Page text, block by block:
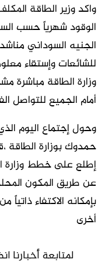
واكد وزير الطاقة
الوقود شهرياً حسب
الجنيه السوداني
للشائعات وإستقاء
وزارة الطاقة مباشرة
أمام الجميع للتواصل
وحول إجتماع اليوم
حمدوك بوزارة الطاقة
إطلع على خطط وزارة
عن طريق المكون
بإمكانه الاكتفاء
أخرى